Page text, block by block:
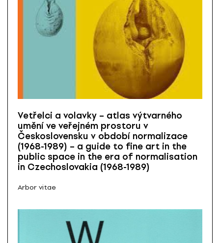
Vetřelci a volavky – atlas výtvarného
umění ve veřejném prostoru v
Československu v období normalizace
(1968-1989) – a guide to fine art in the
public space in the era of normalisation
in Czechoslovakia (1968-1989)
Arbor vitae